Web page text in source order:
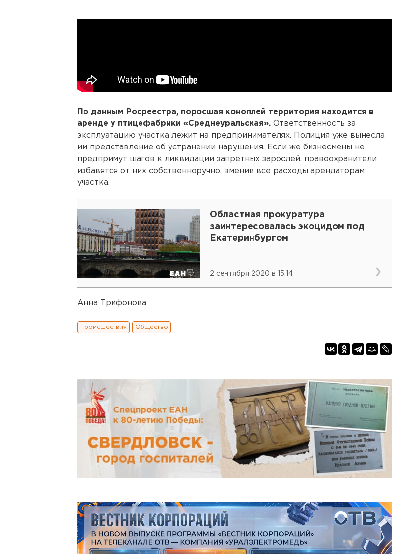
По данным Росреестра, поросшая коноплей территория находится в
аренде у птицефабрики «Среднеуральская». Ответственность за
эксплуатацию участка лежит на предпринимателях. Полиция уже вынесла
им представление об устранении нарушения. Если же бизнесмены не
предпримут шагов к ликвидации запретных зарослей, правоохранители
избавятся от них собственноручно, вменив все расходы арендаторам
участка.
Областная прокуратура
заинтересовалась экоцидом под
Екатеринбургом
2 сентября 2020 в 15:14
Анна Трифонова
Происшествия Общество